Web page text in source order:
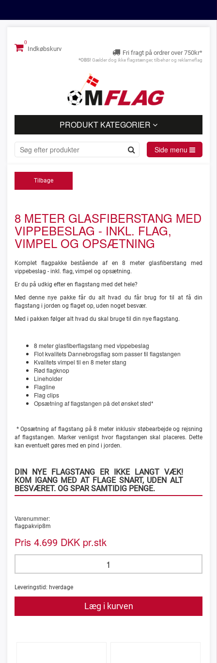
Indkøbskurv
Fri fragt på ordrer over 750kr*
*OBS! Gælder dog ikke flagstænger, tilbehør og reklameflag
PRODUKT KATEGORIER
Side menu
Tilbage
8 METER GLASFIBERSTANG MED
VIPPEBESLAG - INKL. FLAG,
VIMPEL OG OPSÆTNING
Komplet flagpakke bestående af en 8 meter glasfiberstang med
vippebeslag - inkl. flag, vimpel og opsætning.
Er du på udkig efter en flagstang med det hele?
Med denne nye pakke får du alt hvad du får brug for til at få din
flagstang i jorden og flaget op, uden noget besvær.
Med i pakken følger alt hvad du skal bruge til din nye flagstang.
8 meter glasfiberflagstang med vippebeslag
Flot kvalitets Dannebrogsflag som passer til flagstangen
Kvalitets vimpel til en 8 meter stang
Rød flagknop
Lineholder
Flagline
Flag clips
Opsætning af flagstangen på det ønsket sted*
*Opsætning af flagstang på 8 meter inklusiv støbearbejde og rejsning
af flagstangen.
Marker venligst hvor flagstangen skal placeres. Dette
kan eventuelt gøres med en pind i jorden.
DIN NYE FLAGSTANG ER IKKE LANGT VÆK!
KOM IGANG MED AT FLAGE SNART, UDEN ALT
BESVÆRET. OG SPAR SAMTIDIG PENGE.
Varenummer:
flagpakvip8m
Pris 4.699 DKK pr.stk
Leveringstid: hverdage
Læg i kurven